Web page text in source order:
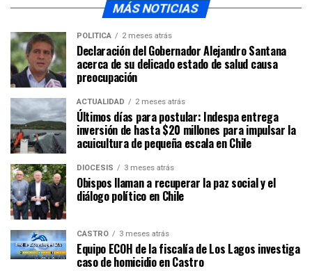
MÁS NOTICIAS
POLÍTICA 2 meses atrás
Declaración del Gobernador Alejandro Santana
acerca de su delicado estado de salud causa
preocupación
ACTUALIDAD 2 meses atrás
Últimos días para postular: Indespa entrega
inversión de hasta $20 millones para impulsar la
acuicultura de pequeña escala en Chile
DIÓCESIS 3 meses atrás
Obispos llaman a recuperar la paz social y el
diálogo político en Chile
CASTRO 3 meses atrás
Equipo ECOH de la fiscalía de Los Lagos investiga
caso de homicidio en Castro